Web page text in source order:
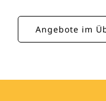
Angebote im